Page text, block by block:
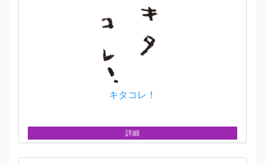
キタコレ！
詳細